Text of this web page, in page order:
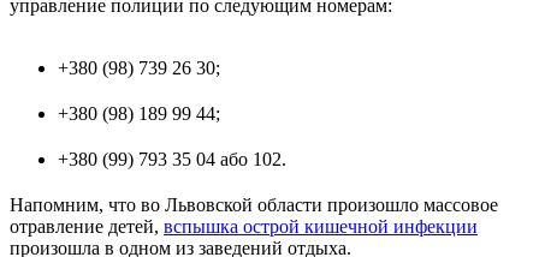
управление полиции по следующим номерам:
+380 (98) 739 26 30;
+380 (98) 189 99 44;
+380 (99) 793 35 04 або 102.
Напомним, что во Львовской области произошло массовое
отравление детей, вспышка острой кишечной инфекции
произошла в одном из заведений отдыха.